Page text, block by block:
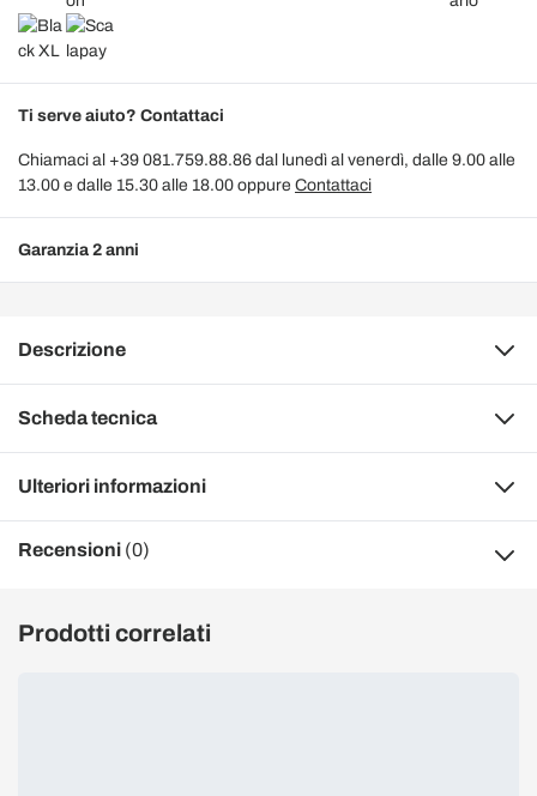
Ti serve aiuto? Contattaci
Chiamaci al +39 081.759.88.86 dal lunedì al venerdì, dalle 9.00 alle
13.00 e dalle 15.30 alle 18.00 oppure Contattaci
Garanzia 2 anni
Descrizione
Scheda tecnica
Ulteriori informazioni
Recensioni (0)
Prodotti correlati